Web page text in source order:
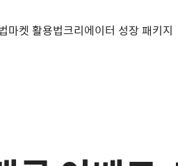
마켓 활용법크리에이터 성장 패키지